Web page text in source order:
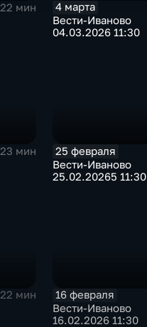
22 мин
4 марта
Вести-Иваново
04.03.2026 11:30
23 мин
25 февраля
Вести-Иваново
25.02.20265 11:30
22 мин
16 февраля
Вести-Иваново
16.02.2026 11:30